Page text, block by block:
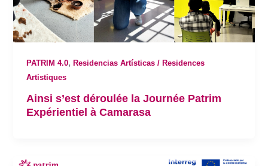
PATRIM 4.0,Residencias Artísticas / Residences
Artistiques
Ainsi s’est déroulée la Journée Patrim
Expérientiel à Camarasa